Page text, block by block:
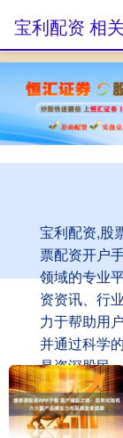
宝利配资,股
票配资开户
领域的专业
资资讯、行
力于帮助用
并通过科学
是资深股民
的服务支持
值。
宝利配资 相